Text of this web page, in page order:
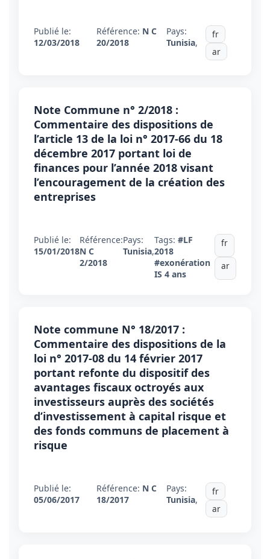
Publié le:
12/03/2018
Référence: N C
20/2018
Pays:
Tunisia,
fr
ar
Note Commune n° 2/2018 :
Commentaire des dispositions de
l’article 13 de la loi n° 2017-66 du 18
décembre 2017 portant loi de
finances pour l’année 2018 visant
l’encouragement de la création des
entreprises
Publié le:
15/01/2018
Référence:
N C
2/2018
Pays:
Tunisia,
Tags: #LF
2018
#exonération
IS 4 ans
fr
ar
Note commune N° 18/2017 :
Commentaire des dispositions de la
loi n° 2017-08 du 14 février 2017
portant refonte du dispositif des
avantages fiscaux octroyés aux
investisseurs auprès des sociétés
d’investissement à capital risque et
des fonds communs de placement à
risque
Publié le:
05/06/2017
Référence: N C
18/2017
Pays:
Tunisia,
fr
ar